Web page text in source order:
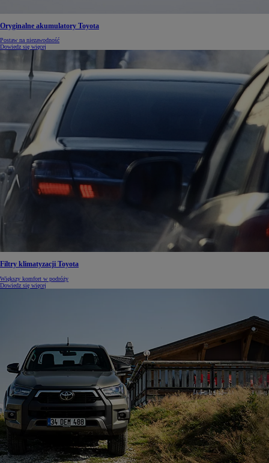
Oryginalne akumulatory Toyota
Postaw na niezawodność
Dowiedz się więcej
Filtry klimatyzacji Toyota
Większy komfort w podróży
Dowiedz się więcej